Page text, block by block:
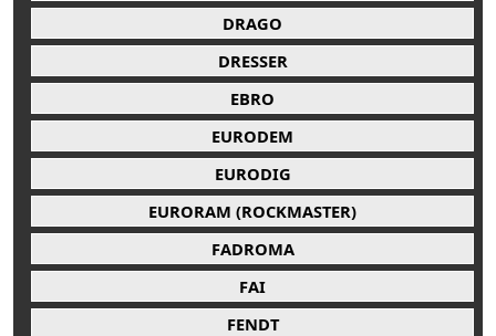
DRAGO
DRESSER
EBRO
EURODEM
EURODIG
EURORAM (ROCKMASTER)
FADROMA
FAI
FENDT